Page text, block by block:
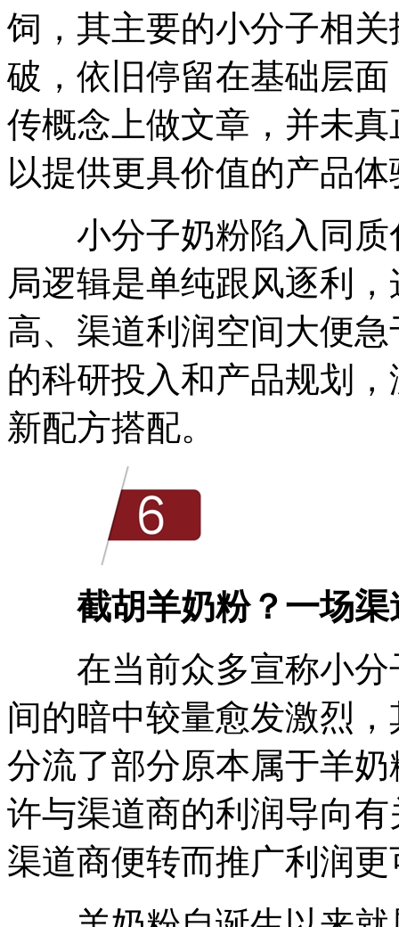
饲，其主要的小分子相
破，依旧停留在基础层
传概念上做文章，并未
以提供更具价值的产品体
小分子奶粉陷入同质
局逻辑是单纯跟风逐利
高、渠道利润空间大便
的科研投入和产品规划
新配方搭配。
截胡羊奶粉？一场
在当前众多宣称小分
间的暗中较量愈发激烈
分流了部分原本属于羊
许与渠道商的利润导向
渠道商便转而推广利润